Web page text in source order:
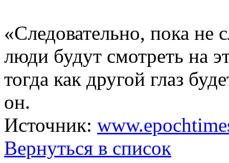
«Следовательно, пока не
люди будут смотреть на
тогда как другой глаз
он.
Источник:
Вернуться в список